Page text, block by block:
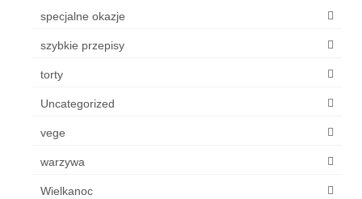
specjalne okazje
szybkie przepisy
torty
Uncategorized
vege
warzywa
Wielkanoc